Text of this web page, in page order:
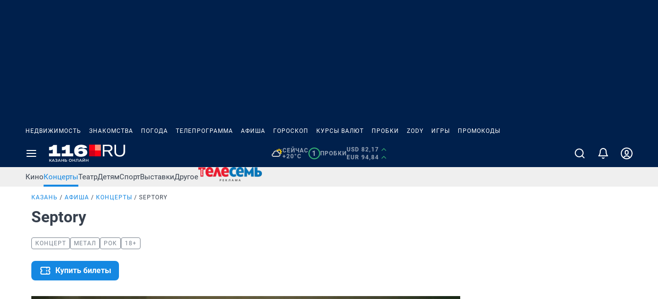
НЕДВИЖИМОСТЬ ЗНАКОМСТВА ПОГОДА ТЕЛЕПРОГРАММА АФИША ГОРОСКОП КУРСЫ ВАЛЮТ ПРОБКИ ZODY ИГРЫ ПРОМОКОДЫ
СЕЙЧАС
+20°C
1 ПРОБКИ
USD 82,17
EUR 94,84
КиноКонцертыТеатрДетямСпортВыставкиДругое
КАЗАНЬ АФИША КОНЦЕРТЫ SEPTORY
Septory
КОНЦЕРТ МЕТАЛ РОК 18+
Купить билеты